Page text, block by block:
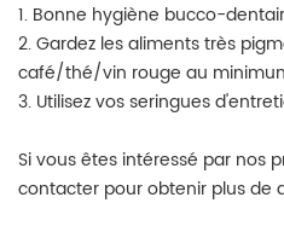
1. Bonne hygiène bucco-
2. Gardez les aliments très
café/thé/vin rouge au
3. Utilisez vos seringues
Si vous êtes intéressé par nos
contacter pour obtenir plus de